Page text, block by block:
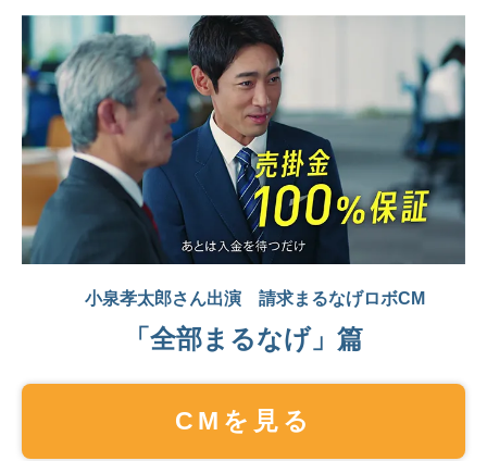
小泉孝太郎さん出演 請求まるなげロボCM
「全部まるなげ」篇
CMを見る